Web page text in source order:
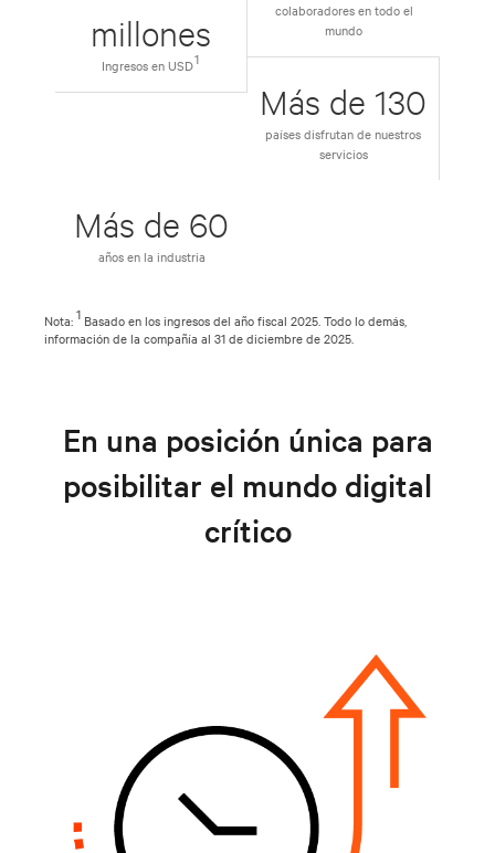
millones
Ingresos en USD1
colaboradores en todo el
mundo
Más de 130
países disfrutan de nuestros
servicios
Más de 60
años en la industria
Nota:1 Basado en los ingresos del año fiscal 2025. Todo lo demás,
información de la compañía al 31 de diciembre de 2025.
En una posición única para
posibilitar el mundo digital
crítico